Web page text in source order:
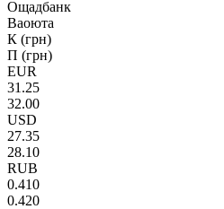
Ощадбанк
Ваоюта
К (грн)
П (грн)
EUR
31.25
32.00
USD
27.35
28.10
RUB
0.410
0.420